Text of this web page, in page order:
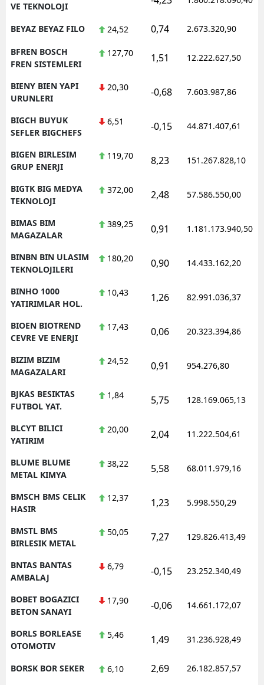
VE TEKNOLOJI
BEYAZ BEYAZ FILO 24,52 0,74 2.673.320,90
BFREN BOSCH
FREN SISTEMLERI
127,70 1,51 12.222.627,50
BIENY BIEN YAPI
URUNLERI
20,30 -0,68 7.603.987,86
BIGCH BUYUK
SEFLER BIGCHEFS
6,51 -0,15 44.871.407,61
BIGEN BIRLESIM
GRUP ENERJI
119,70 8,23 151.267.828,10
BIGTK BIG MEDYA
TEKNOLOJI
372,00 2,48 57.586.550,00
BIMAS BIM
MAGAZALAR
389,25 0,91 1.181.173.940,50
BINBN BIN ULASIM
TEKNOLOJILERI
180,20 0,90 14.433.162,20
BINHO 1000
YATIRIMLAR HOL.
10,43 1,26 82.991.036,37
BIOEN BIOTREND
CEVRE VE ENERJI
17,43 0,06 20.323.394,86
BIZIM BIZIM
MAGAZALARI
24,52 0,91 954.276,80
BJKAS BESIKTAS
FUTBOL YAT.
1,84 5,75 128.169.065,13
BLCYT BILICI
YATIRIM
20,00 2,04 11.222.504,61
BLUME BLUME
METAL KIMYA
38,22 5,58 68.011.979,16
BMSCH BMS CELIK
HASIR
12,37 1,23 5.998.550,29
BMSTL BMS
BIRLESIK METAL
50,05 7,27 129.826.413,49
BNTAS BANTAS
AMBALAJ
6,79 -0,15 23.252.340,49
BOBET BOGAZICI
BETON SANAYI
17,90 -0,06 14.661.172,07
BORLS BORLEASE
OTOMOTIV
5,46 1,49 31.236.928,49
BORSK BOR SEKER 6,10 2,69 26.182.857,57